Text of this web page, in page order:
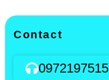
Contact
0972197515